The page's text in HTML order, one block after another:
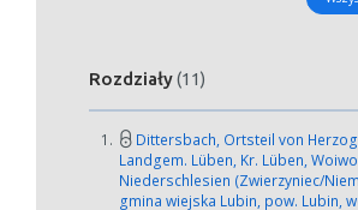
Rozdziały(11)
1.
Dittersbach, Ortsteil von
Landgem. Lüben, Kr. Lüben,
Niederschlesien (Zwierzyniec/
gmina wiejska Lubin, pow. Lubin,